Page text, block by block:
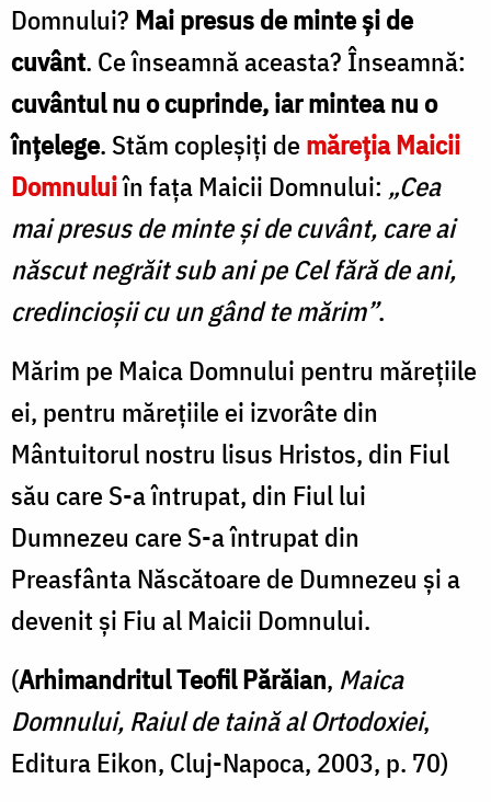
Foto:
Constantin
Comici
Domnului? Mai presus de minte și de
cuvânt. Ce înseamnă aceasta? Înseamnă:
cuvântul nu o cuprinde, iar mintea nu o
înțelege. Stăm copleșiți demăreția Maicii
Domnuluiîn fața Maicii Domnului: „Cea
mai presus de minte și de cuvânt, care ai
născut negrăit sub ani pe Cel fără de ani,
credincioșii cu un gând te mărim”.
Mărim pe Maica Domnului pentru mărețiile
ei, pentru mărețiile ei izvorâte din
Mântuitorul nostru lisus Hristos, din Fiul
său care S-a întrupat, din Fiul lui
Dumnezeu care S-a întrupat din
Preasfânta Născătoare de Dumnezeu și a
devenit și Fiu al Maicii Domnului.
(Arhimandritul Teofil Părăian, Maica
Domnului, Raiul de taină al Ortodoxiei,
Editura Eikon, Cluj-Napoca, 2003, p. 70)